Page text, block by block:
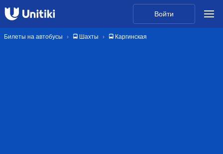
Войти
Билеты на автобусы 🚍 Шахты 🚍 Каргинская